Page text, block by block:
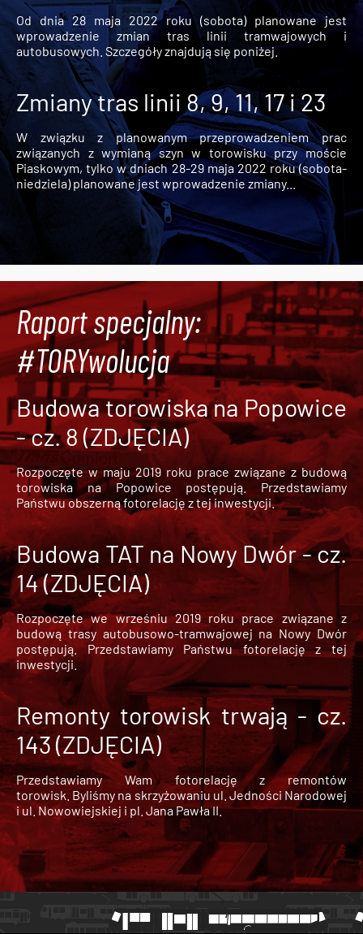
Od dnia 28 maja 2022 roku (sobota) planowane jest
wprowadzenie zmian tras linii tramwajowych i
autobusowych. Szczegóły znajdują się poniżej.
Zmiany tras linii 8, 9, 11, 17 i 23
W związku z planowanym przeprowadzeniem prac
związanych z wymianą szyn w torowisku przy moście
Piaskowym, tylko w dniach 28-29 maja 2022 roku (sobota-
niedziela) planowane jest wprowadzenie zmiany...
Raport specjalny:
#TORYwolucja
Budowa torowiska na Popowice
- cz. 8 (ZDJĘCIA)
Rozpoczęte w maju 2019 roku prace związane z budową
torowiska na Popowice
postępują. Przedstawiamy
Państwu obszerną fotorelację z tej inwestycji.
Budowa TAT na Nowy Dwór - cz.
14 (ZDJĘCIA)
Rozpoczęte we wrześniu 2019 roku prace związane z
budową trasy autobusowo-tramwajowej na Nowy Dwór
postępują. Przedstawiamy Państwu fotorelację z tej
inwestycji.
Remonty torowisk trwają - cz.
143 (ZDJĘCIA)
Przedstawiamy Wam fotorelację z remontów
torowisk. Byliśmy na skrzyżowaniu ul. Jedności Narodowej
i ul. Nowowiejskiej i pl. Jana Pawła II.